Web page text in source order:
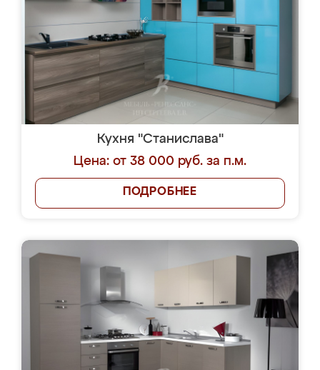
Кухня "Станислава"
Цена: от 38 000 руб. за п.м.
ПОДРОБНЕЕ